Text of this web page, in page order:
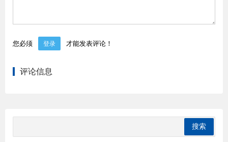
您必须 登录 才能发表评论！
评论信息